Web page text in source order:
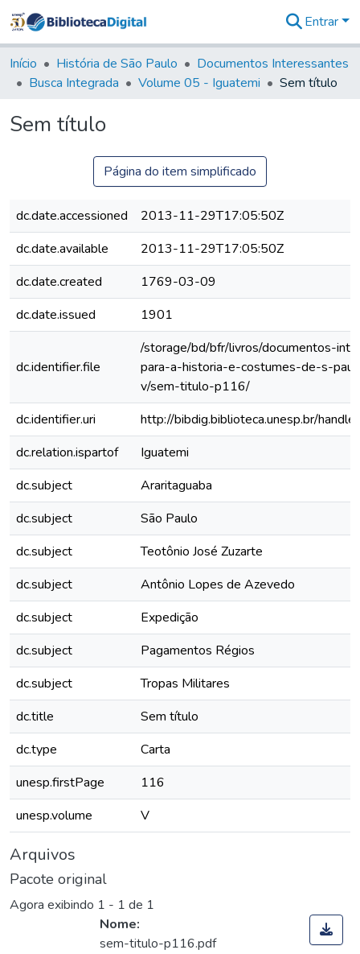
&
Coleções
Tudo na
Entrar
Início História de São Paulo
Documentos Interessantes
Busca Integrada
Volume 05 - Iguatemi Sem título
Sem título
Página do item simplificado
dc.date.accessioned
2013-11-29T17:05:50Z
dc.date.available
2013-11-29T17:05:50Z
dc.date.created
1769-03-09
dc.date.issued
1901
dc.identifier.file
/storage/bd/bfr/livros/documentos-
para-a-historia-e-costumes-de-s-
v/sem-titulo-p116/
dc.identifier.uri
http://bibdig.biblioteca.unesp.br/
dc.relation.ispartof
Iguatemi
dc.subject
Araritaguaba
dc.subject
São Paulo
dc.subject
Teotônio José Zuzarte
dc.subject
Antônio Lopes de Azevedo
dc.subject
Expedição
dc.subject
Pagamentos Régios
dc.subject
Tropas Militares
dc.title
Sem título
dc.type
Carta
unesp.firstPage
116
unesp.volume
V
Arquivos
Pacote original
Agora exibindo 1 - 1 de 1
Nome:
sem-titulo-p116.pdf